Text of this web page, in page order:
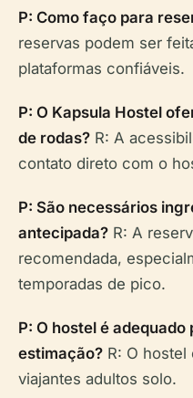
P: Como faço para
reservas podem ser
plataformas confiáveis.
P: O Kapsula Hostel
de rodas? R: A
contato direto com o
P: São necessários
antecipada? R: A
recomendada,
temporadas de pico.
P: O hostel é
estimação? R: O hostel
viajantes adultos solo.